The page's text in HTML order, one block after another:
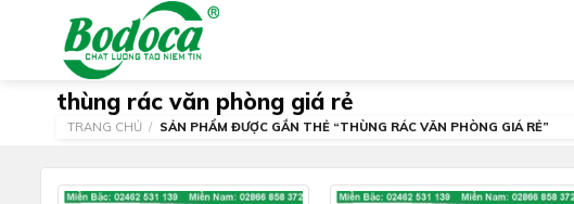
thùng rác văn phòng giá rẻ
TRANG CHỦ / SẢN PHẨM ĐƯỢC GẮN THẺ “THÙNG RÁC VĂN PHÒNG GIÁ RẺ”